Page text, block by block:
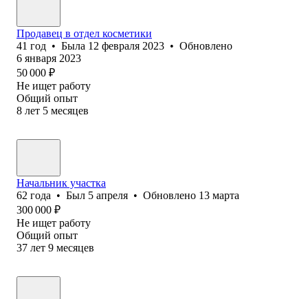
Продавец в отдел косметики
41 год • Была 12 февраля 2023 • Обновлено
6 января 2023
50 000 ₽
Не ищет работу
Общий опыт
8 лет 5 месяцев
Начальник участка
62 года • Был 5 апреля • Обновлено 13 марта
300 000 ₽
Не ищет работу
Общий опыт
37 лет 9 месяцев